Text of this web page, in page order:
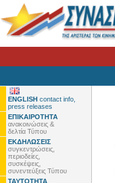
ENGLISH contact info,
press releases
ΕΠΙΚΑΙΡΟΤΗΤΑ
ανακοινώσεις &
δελτία Τύπου
ΕΚΔΗΛΩΣΕΙΣ
συγκεντρώσεις,
περιοδείες,
συσκέψεις,
συνεντεύξεις Τύπου
ΤΑΥΤΟΤΗΤΑ